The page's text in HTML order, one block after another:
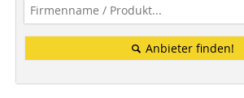
Anbieter finden!